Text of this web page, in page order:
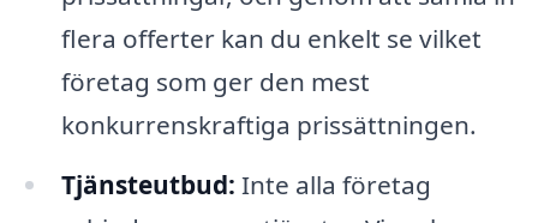
flera offerter kan du enkelt se vilket
företag som ger den mest
konkurrenskraftiga prissättningen.
Tjänsteutbud: Inte alla företag